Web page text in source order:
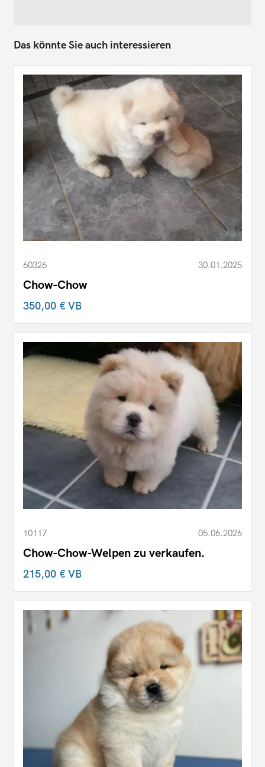
Das könnte Sie auch interessieren
60326 30.01.2025
Chow-Chow
350,00 €VB
10117 05.06.2026
Chow-Chow-Welpen zu verkaufen.
215,00 €VB